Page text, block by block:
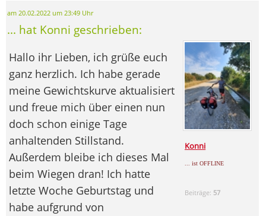
am 20.02.2022 um 23:49 Uhr
... hat Konni geschrieben:
Konni
... ist OFFLINE
Beiträge: 57
Hallo ihr Lieben, ich grüße euch
ganz herzlich. Ich habe gerade
meine Gewichtskurve aktualisiert
und freue mich über einen nun
doch schon einige Tage
anhaltenden Stillstand.
Außerdem bleibe ich dieses Mal
beim Wiegen dran! Ich hatte
letzte Woche Geburtstag und
habe aufgrund von